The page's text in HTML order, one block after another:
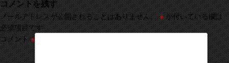
コメントを残す
メールアドレスが公開されることはありません。 ※が付いている欄は
必須項目です
コメント※